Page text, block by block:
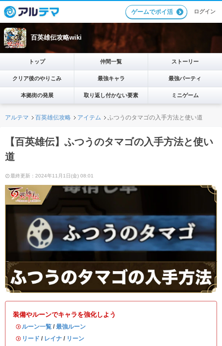
ゲームでポイ活 ログイン
百英雄伝攻略wiki
トップ 仲間一覧 ストーリー
クリア後のやりこみ 最強キャラ 最強パーティ
本拠街の発展 取り返し付かない要素 ミニゲーム
アルテマ 百英雄伝攻略 アイテム ふつうのタマゴの入手方法と使い道
【百英雄伝】ふつうのタマゴの入手方法と使い
道
最終更新：2024年11月1日(金) 08:01
装備やルーンでキャラを強化しよう
・ ルーン一覧 / 最強ルーン
・ リード / レイナ / リーン